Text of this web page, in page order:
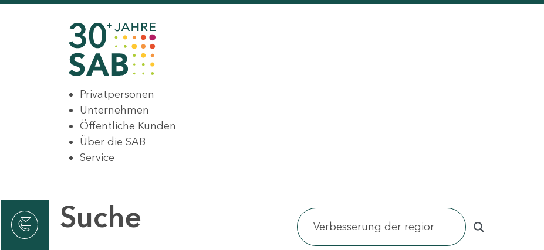
Privatpersonen
Unternehmen
Öffentliche Kunden
Über die SAB
Service
Suche